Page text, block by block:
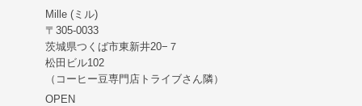
Mille (ミル)
〒305-0033
茨城県つくば市東新井20−７
松田ビル102
（コーヒー豆専門店トライブさん隣）
OPEN